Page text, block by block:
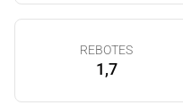
REBOTES
1,7